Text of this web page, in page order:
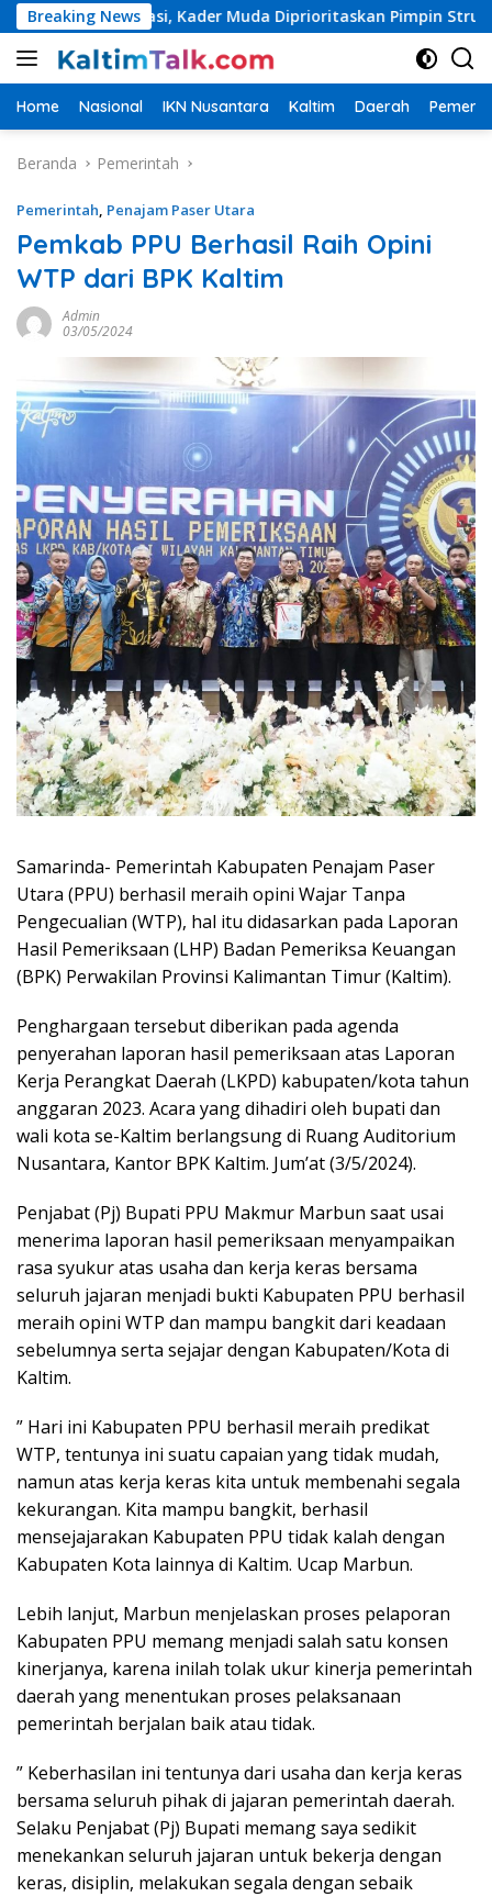
Langsung
ke
konten
Breaking NewsKader Muda Diprioritaskan Pimpin Struktur Partai
Home Nasional IKN Nusantara Kaltim Daerah
Beranda Pemerintah
Pemerintah, Penajam Paser Utara
Pemkab PPU Berhasil Raih Opini
WTP dari BPK Kaltim
Admin
03/05/2024
Samarinda- Pemerintah Kabupaten Penajam Paser
Utara (PPU) berhasil meraih opini Wajar Tanpa
Pengecualian (WTP), hal itu didasarkan pada Laporan
Hasil Pemeriksaan (LHP) Badan Pemeriksa Keuangan
(BPK) Perwakilan Provinsi Kalimantan Timur (Kaltim).
Penghargaan tersebut diberikan pada agenda
penyerahan laporan hasil pemeriksaan atas Laporan
Kerja Perangkat Daerah (LKPD) kabupaten/kota tahun
anggaran 2023. Acara yang dihadiri oleh bupati dan
wali kota se-Kaltim berlangsung di Ruang Auditorium
Nusantara, Kantor BPK Kaltim. Jum’at (3/5/2024).
Penjabat (Pj) Bupati PPU Makmur Marbun saat usai
menerima laporan hasil pemeriksaan menyampaikan
rasa syukur atas usaha dan kerja keras bersama
seluruh jajaran menjadi bukti Kabupaten PPU berhasil
meraih opini WTP dan mampu bangkit dari keadaan
sebelumnya serta sejajar dengan Kabupaten/Kota di
Kaltim.
” Hari ini Kabupaten PPU berhasil meraih predikat
WTP, tentunya ini suatu capaian yang tidak mudah,
namun atas kerja keras kita untuk membenahi segala
kekurangan. Kita mampu bangkit, berhasil
mensejajarakan Kabupaten PPU tidak kalah dengan
Kabupaten Kota lainnya di Kaltim. Ucap Marbun.
Lebih lanjut, Marbun menjelaskan proses pelaporan
Kabupaten PPU memang menjadi salah satu konsen
kinerjanya, karena inilah tolak ukur kinerja pemerintah
daerah yang menentukan proses pelaksanaan
pemerintah berjalan baik atau tidak.
” Keberhasilan ini tentunya dari usaha dan kerja keras
bersama seluruh pihak di jajaran pemerintah daerah.
Selaku Penjabat (Pj) Bupati memang saya sedikit
menekankan seluruh jajaran untuk bekerja dengan
keras, disiplin, melakukan segala dengan sebaik